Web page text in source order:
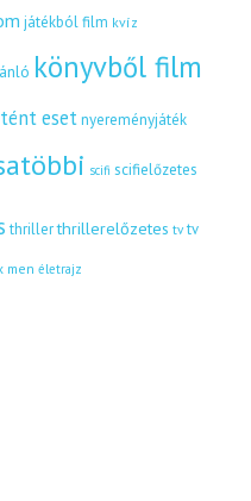
játékból film kvíz
könyvből film
eset nyereményjáték
scifi scifielőzetes
thriller thrillerelőzetes tv tv
men életrajz